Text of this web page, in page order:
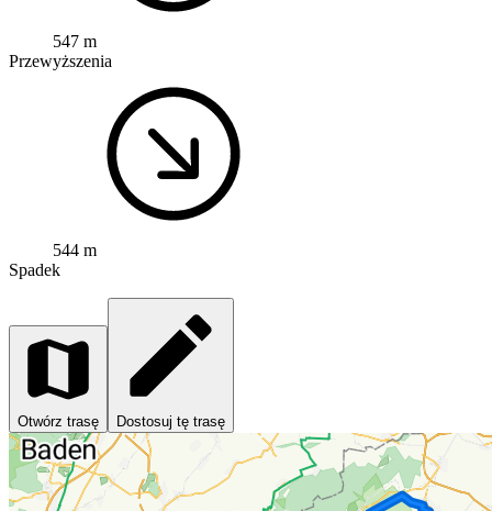
547 m
Przewyższenia
544 m
Spadek
Otwórz trasę Dostosuj tę trasę